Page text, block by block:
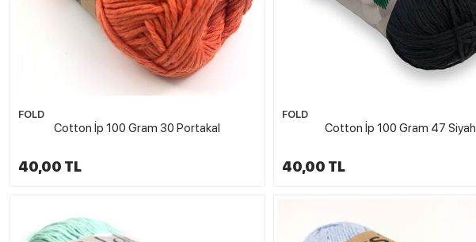
FOLD
Cotton İp 100 Gram 30 Portakal
40,00 TL
FOLD
Cotton İp 100 Gram 47 Siyah
40,00 TL